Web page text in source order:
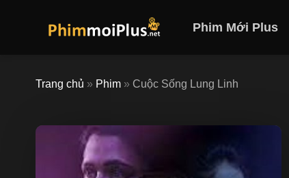
Phim Mới Plus
Trang chủ » Phim » Cuộc Sống Lung Linh